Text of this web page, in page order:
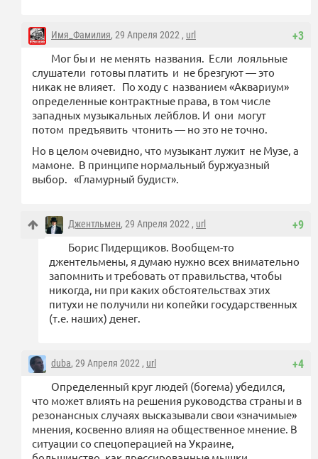
+3
Имя_Фамилия, 29 Апреля 2022 , url
Мог бы и не менять названия. Если лояльные
слушатели готовы платить и не брезгуют — это
никак не влияет. По ходу с названием «Аквариум»
определенные контрактные права, в том числе
западных музыкальных лейблов. И они могут
потом предъявить чтонить — но это не точно.
Но в целом очевидно, что музыкант лужит не Музе, а
мамоне. В принципе нормальный буржуазный
выбор. «Гламурный будист».
+9
Джентльмен, 29 Апреля 2022 , url
Борис Пидерщиков. Вообщем-то
джентельмены, я думаю нужно всех внимательно
запомнить и требовать от правильства, чтобы
никогда, ни при каких обстоятельствах этих
питухи не получили ни копейки государственных
(т.е. наших) денег.
+4
duba, 29 Апреля 2022 , url
Определенный круг людей (богема) убедился,
что может влиять на решения руководства страны и в
резонансных случаях высказывали свои «значимые»
мнения, косвенно влияя на общественное мнение. В
ситуации со спецоперацией на Украине,